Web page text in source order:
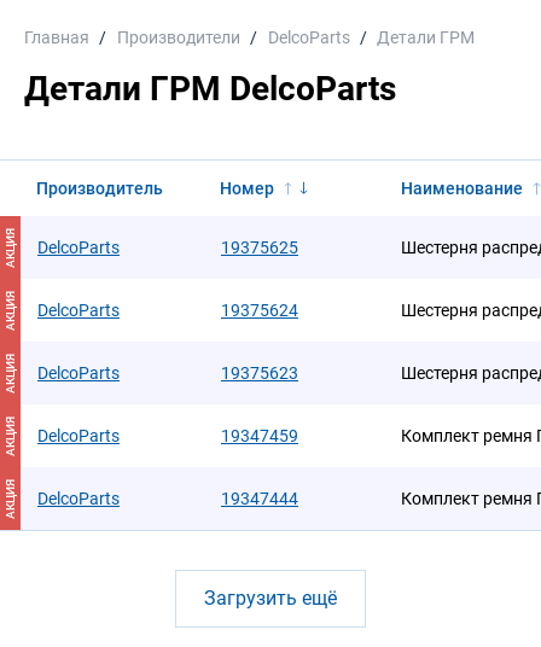
Главная Производители DelcoParts Детали ГРМ
Детали ГРМ DelcoParts
Производитель Номер Наименование
АКЦИЯ DelcoParts 19375625 Шестерня
АКЦИЯ DelcoParts 19375624 Шестерня
АКЦИЯ DelcoParts 19375623 Шестерня
АКЦИЯ DelcoParts 19347459 Комплект ремня
АКЦИЯ DelcoParts 19347444 Комплект ремня
Загрузить ещё